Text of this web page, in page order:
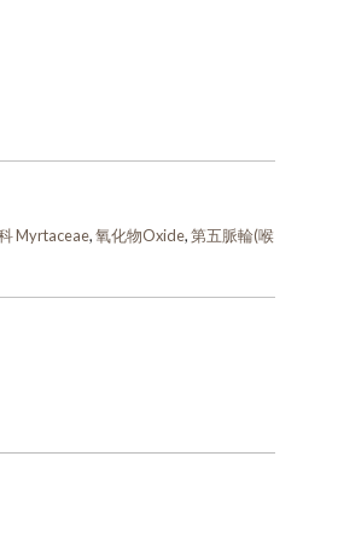
Myrtaceae,氧化物Oxide,第五脈輪(喉